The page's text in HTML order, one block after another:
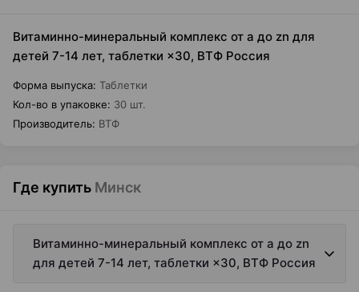
Витаминно-минеральный комплекс от a до zn для
детей 7-14 лет, таблетки ×30, ВТФ Россия
Форма выпуска: Таблетки
Кол-во в упаковке: 30 шт.
Производитель: ВТФ
Где купить Минск
Витаминно-минеральный комплекс от a до zn
для детей 7-14 лет, таблетки ×30, ВТФ Россия